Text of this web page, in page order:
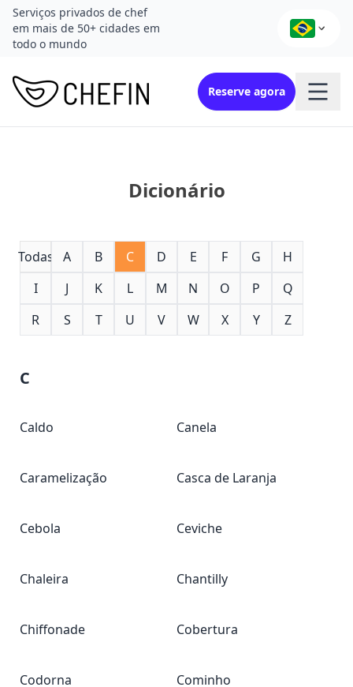
Serviços privados de chef
em mais de 50+ cidades em
todo o mundo
Reserve agora
Dicionário
Todas A B C D E F G
H
I
J K L M N O P
Q
R
S T U V W X Y Z
C
Caldo Canela
Caramelização Casca de Laranja
Cebola Ceviche
Chaleira Chantilly
Chiffonade Cobertura
Codorna Cominho